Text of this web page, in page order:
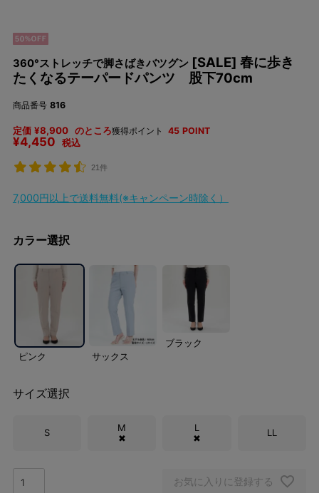
360°ストレッチで脚さばきバツグン [SALE] 春に歩き
たくなるテーパードパンツ 股下70cm
商品番号 816
定価 ¥8,900 のところ
¥4,450 税込
獲得ポイント 45 POINT
21件
7,000円以上で送料無料(※キャンペーン時除く）
カラー選択
ピンク サックス
ブラック
サイズ選択
S
M
✖
L
✖
LL
お気に入りに登録する